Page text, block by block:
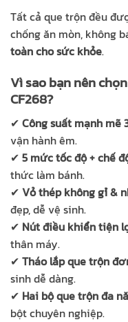
Tất cả que trộn đều
chống ăn mòn, không
toàn cho sức khỏe.
Vì sao bạn nên
CF268?
✔ Công suất mạnh mẽ
vận hành êm.
✔ 5 mức tốc độ + chế
thức làm bánh.
✔ Vỏ thép không gỉ &
đẹp, dễ vệ sinh.
✔ Nút điều khiển tiện
thân máy.
✔ Tháo lắp que trộn
sinh dễ dàng.
✔ Hai bộ que trộn đa
bột chuyên nghiệp.